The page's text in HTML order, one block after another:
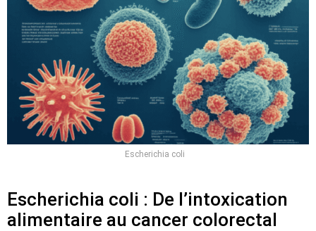
Escherichia coli
Escherichia coli : De l’intoxication
alimentaire au cancer colorectal